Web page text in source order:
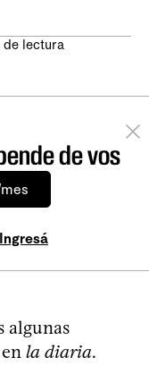
de lectura
de vos
Ingresá
algunas
la diaria.